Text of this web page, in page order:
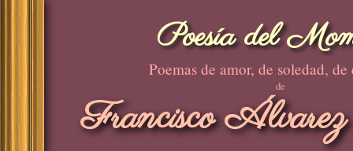
Poesía del
Poemas de amor, de soledad, de
de
Francisco